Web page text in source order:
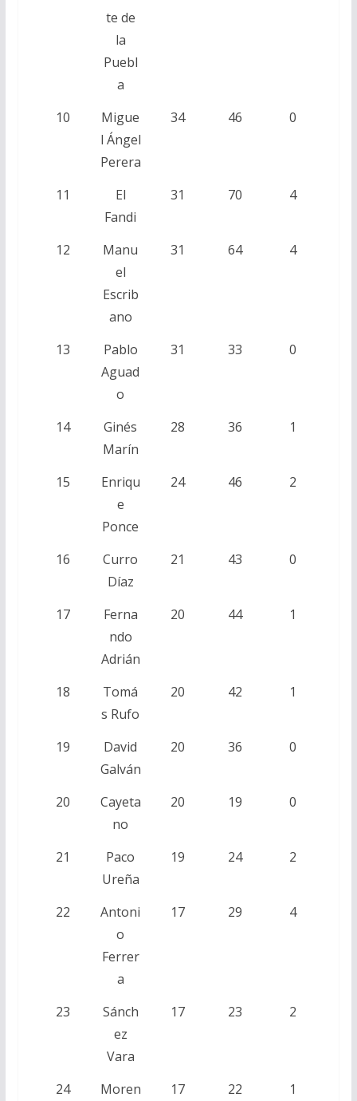
te de
la
Puebl
a
10
Migue
l Ángel
Perera
34 46 0
11
El
Fandi
31 70 4
12
Manu
el
Escrib
ano
31 64 4
13
Pablo
Aguad
o
31 33 0
14
Ginés
Marín
28 36 1
15
Enriqu
e
Ponce
24 46 2
16
Curro
Díaz
21 43 0
17
Ferna
ndo
Adrián
20 44 1
18
Tomá
s Rufo
20 42 1
19
David
Galván
20 36 0
20
Cayeta
no
20 19 0
21
Paco
Ureña
19 24 2
22
Antoni
o
Ferrer
a
17 29 4
23
Sánch
ez
Vara
17 23 2
24
Moren
17 22 1